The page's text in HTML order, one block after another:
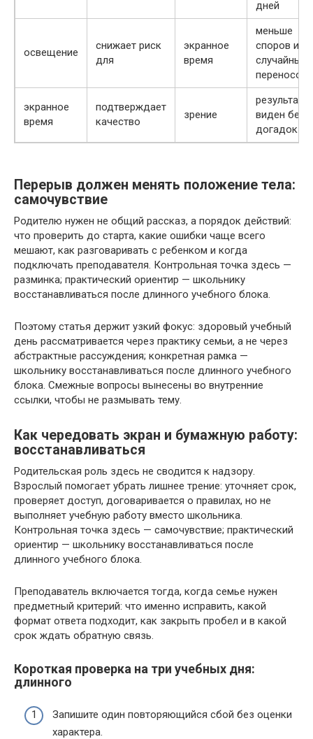
дней
освещение
снижает риск
для
экранное
время
меньше
споров и
случайных
переносов
экранное
время
подтверждает
качество
зрение
результат
виден без
догадок
Перерыв должен менять положение тела:
самочувствие
Родителю нужен не общий рассказ, а порядок действий:
что проверить до старта, какие ошибки чаще всего
мешают, как разговаривать с ребенком и когда
подключать преподавателя. Контрольная точка здесь —
разминка; практический ориентир — школьнику
восстанавливаться после длинного учебного блока.
Поэтому статья держит узкий фокус: здоровый учебный
день рассматривается через практику семьи, а не через
абстрактные рассуждения; конкретная рамка —
школьнику восстанавливаться после длинного учебного
блока. Смежные вопросы вынесены во внутренние
ссылки, чтобы не размывать тему.
Как чередовать экран и бумажную работу:
восстанавливаться
Родительская роль здесь не сводится к надзору.
Взрослый помогает убрать лишнее трение: уточняет срок,
проверяет доступ, договаривается о правилах, но не
выполняет учебную работу вместо школьника.
Контрольная точка здесь — самочувствие; практический
ориентир — школьнику восстанавливаться после
длинного учебного блока.
Преподаватель включается тогда, когда семье нужен
предметный критерий: что именно исправить, какой
формат ответа подходит, как закрыть пробел и в какой
срок ждать обратную связь.
Короткая проверка на три учебных дня:
длинного
Запишите один повторяющийся сбой без оценки
характера.